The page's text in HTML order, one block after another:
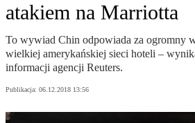
atakiem na Marriotta
To wywiad Chin odpowiada za ogromny
wielkiej amerykańskiej sieci hoteli –
informacji agencji Reuters.
Publikacja: 06.12.2018 13:56